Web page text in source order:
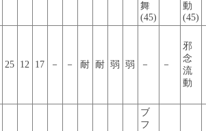
舞
(45)
動
(45)
25 12 17 － － 耐 耐 弱 弱 － －
邪
念
流
動
ブ
フ